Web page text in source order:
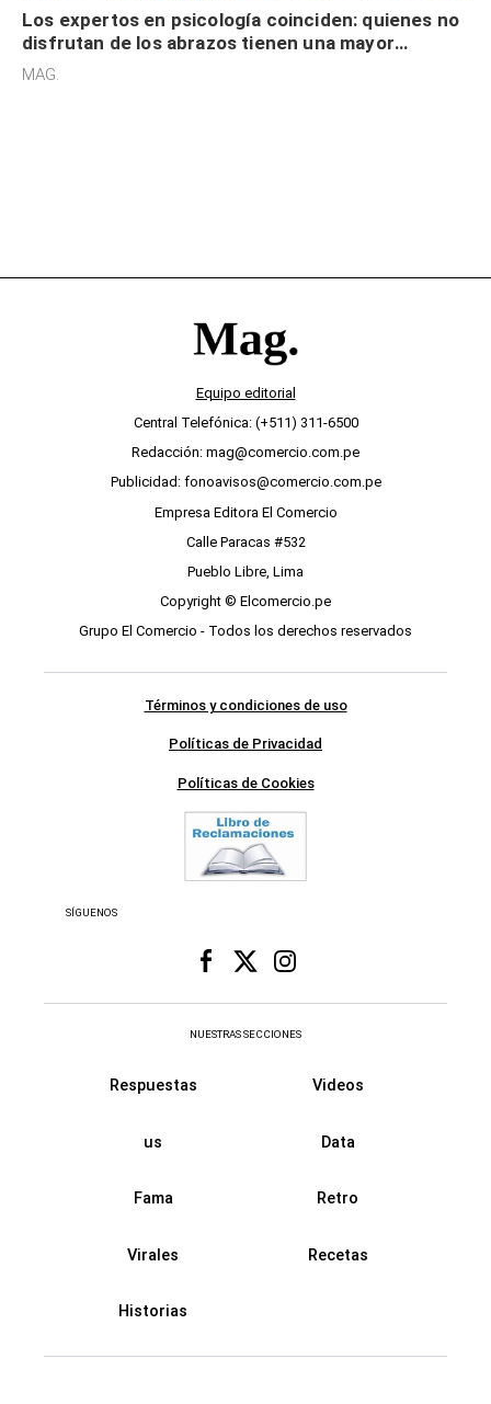
Los expertos en psicología coinciden: quienes no
disfrutan de los abrazos tienen una mayor
sensibilidad a los estímulos físicos y no es por
MAG.
Equipo editorial
Central Telefónica: (+511) 311-6500
Redacción: mag@comercio.com.pe
Publicidad: fonoavisos@comercio.com.pe
Empresa Editora El Comercio
Calle Paracas #532
Pueblo Libre, Lima
Copyright © Elcomercio.pe
Grupo El Comercio - Todos los derechos reservados
Términos y condiciones de uso
Políticas de Privacidad
Políticas de Cookies
SÍGUENOS
NUESTRAS SECCIONES
Respuestas Videos
us Data
Fama Retro
Virales Recetas
Historias